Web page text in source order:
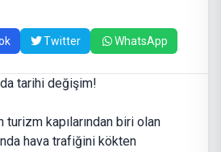
Twitter WhatsApp
turizm kapılarından biri olan
hava trafiğini kökten